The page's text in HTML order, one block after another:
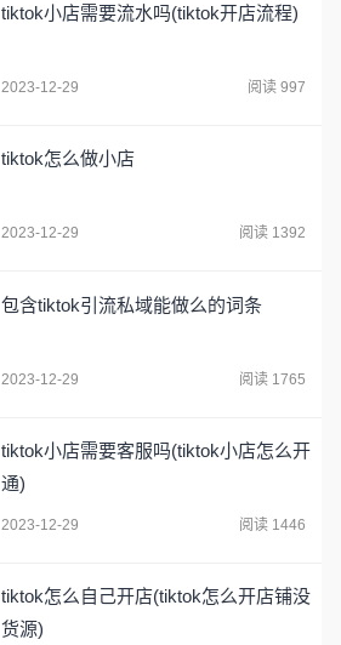
tiktok小店需要流水吗(tiktok开店流程)
2023-12-29 阅读 997
tiktok怎么做小店
2023-12-29 阅读 1392
包含tiktok引流私域能做么的词条
2023-12-29 阅读 1765
tiktok小店需要客服吗(tiktok小店怎么开
通)
2023-12-29 阅读 1446
tiktok怎么自己开店(tiktok怎么开店铺没
货源)